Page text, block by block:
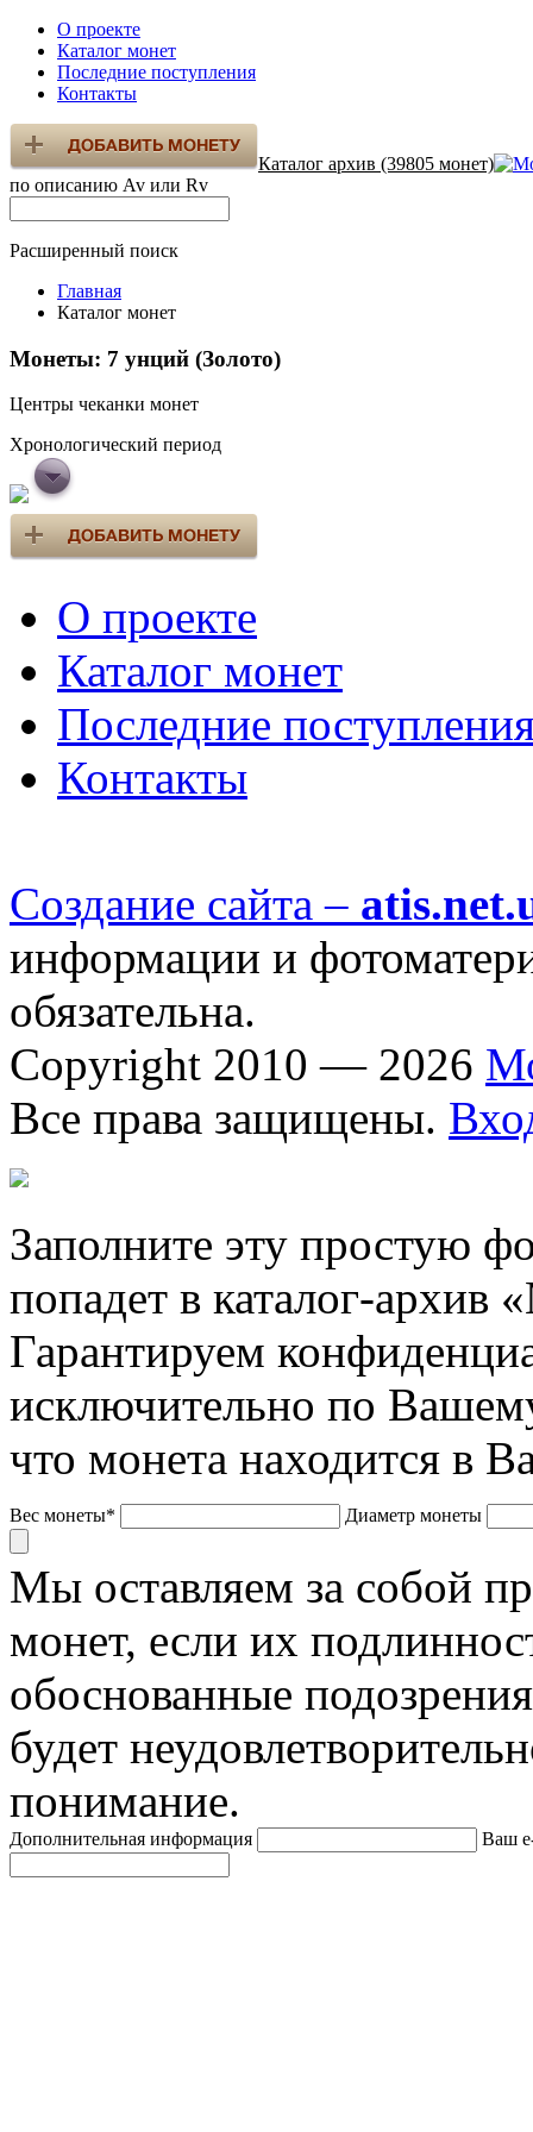
О проекте
Каталог монет
Последние поступления
Контакты
Каталог архив (39805 монет)
по описанию Av или Rv
Расширенный поиск
Главная
Каталог монет
Монеты: 7 унций (Золото)
Центры чеканки монет
Хронологический период
О проекте
Каталог монет
Последние
Контакты
Создание сайта –
информации и
обязательна.
Copyright 2010 — 2026
Все права защищены.
Заполните эту простую
попадет в каталог-архив
Гарантируем
исключительно по
что монета находится в
Вес монеты* Диаметр монеты
Мы оставляем за собой
монет, если их
обоснованные
будет
понимание.
Дополнительная информация Ваш